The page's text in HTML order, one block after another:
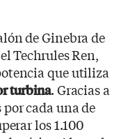
de Ginebra de
Techrules Ren,
que utiliza
turbina. Gracias a
cada una de
los 1.100